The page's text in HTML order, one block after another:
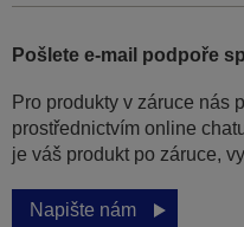
Pošlete e-mail podpoře
Pro produkty v záruce nás
prostřednictvím online
je váš produkt po záruce,
Napište nám